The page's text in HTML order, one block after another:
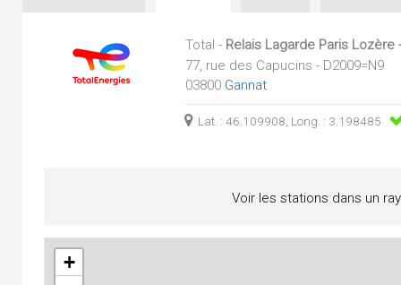
Total - Relais Lagarde Paris Lozère
77, rue des Capucins - D2009=N9
03800 Gannat
Lat. : 46.109908, Long. : 3.198485
Voir les stations dans un
+